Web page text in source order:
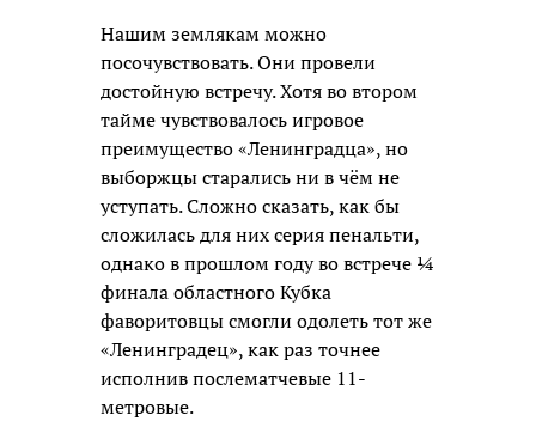
Нашим землякам можно
посочувствовать. Они провели
достойную встречу. Хотя во втором
тайме чувствовалось игровое
преимущество «Ленинградца», но
выборжцы старались ни в чём не
уступать. Сложно сказать, как бы
сложилась для них серия пенальти,
однако в прошлом году во встрече ¼
финала областного Кубка
фаворитовцы смогли одолеть тот же
«Ленинградец», как раз точнее
исполнив послематчевые 11-
метровые.